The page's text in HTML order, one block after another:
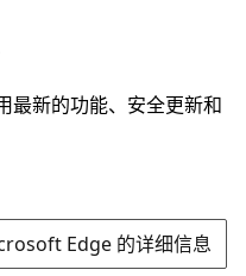
新的功能、安全更新和
Edge 的详细信息